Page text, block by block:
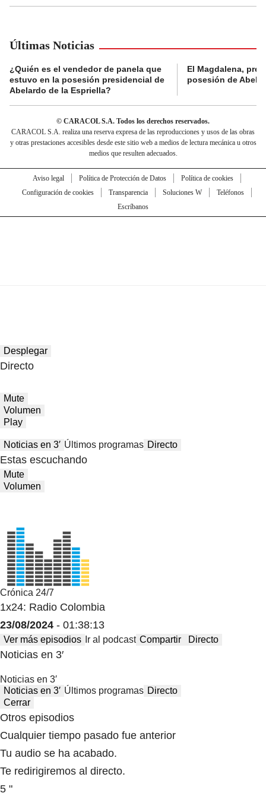
Últimas Noticias
¿Quién es el vendedor de panela que
estuvo en la posesión presidencial de
Abelardo de la Espriella?
El Magdalena,
posesión de
© CARACOL S.A. Todos los derechos reservados.
CARACOL S.A. realiza una reserva expresa de las reproducciones y usos de las obras
y otras prestaciones accesibles desde este sitio web a medios de lectura mecánica u otros
medios que resulten adecuados.
Aviso legal Política de Protección de Datos
Política de cookies
Configuración de cookies
Transparencia Soluciones W
Teléfonos
Escríbanos
Desplegar
Directo
Mute
Volumen
Play
Noticias en 3′ Últimos programas Directo
Estas escuchando
Mute
Volumen
Crónica 24/7
1x24: Radio Colombia
23/08/2024 - 01:38:13
Ver más episodios Ir al podcast Compartir Directo
Noticias en 3′
Noticias en 3′
Noticias en 3′ Últimos programas Directo
Cerrar
Otros episodios
Cualquier tiempo pasado fue anterior
Tu audio se ha acabado.
Te redirigiremos al directo.
5 "